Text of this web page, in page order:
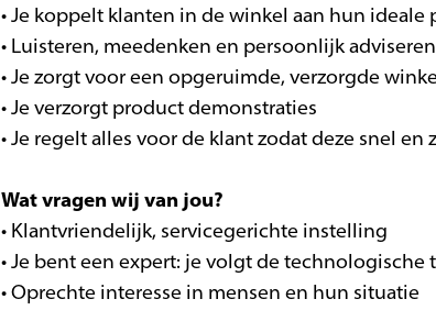
• Je koppelt klanten in de winkel aan hun ideale
• Luisteren, meedenken en persoonlijk
• Je zorgt voor een opgeruimde, verzorgde
• Je verzorgt product demonstraties
• Je regelt alles voor de klant zodat deze snel
Wat vragen wij van jou?
• Klantvriendelijk, servicegerichte instelling
• Je bent een expert: je volgt de
• Oprechte interesse in mensen en hun situatie